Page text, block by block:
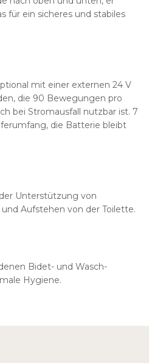
für ein sicheres und stabiles
mit einer externen 24 V
die 90 Bewegungen pro
bei Stromausfall nutzbar ist. 7
die Batterie bleibt
Unterstützung von
Aufstehen von der Toilette.
Bidet- und Wasch-
Hygiene.